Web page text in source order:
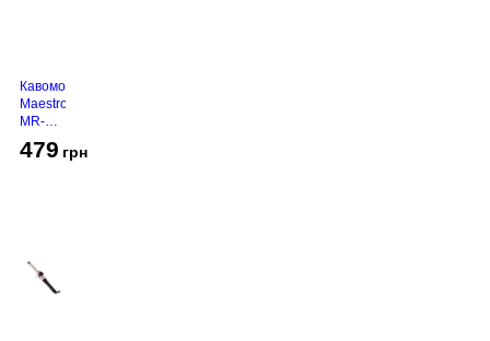
Кавомолка
Maestro
MR-
Grey
479 грн